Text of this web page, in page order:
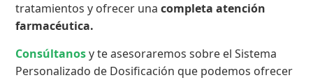
tratamientos y ofrecer unacompleta atención
farmacéutica.
Consúltanosy te asesoraremos sobre el Sistema
Personalizado de Dosificación que podemos ofrecer